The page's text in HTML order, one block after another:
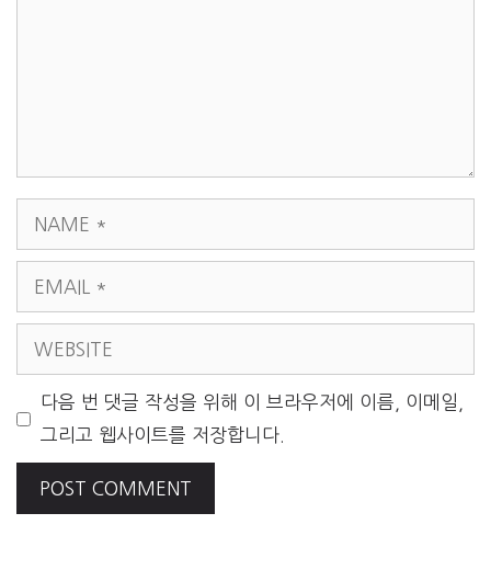
다음 번 댓글 작성을 위해 이 브라우저에 이름, 이메일,
그리고 웹사이트를 저장합니다.